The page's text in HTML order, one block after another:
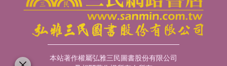
本站著作權屬弘雅三民圖書股份有限公司